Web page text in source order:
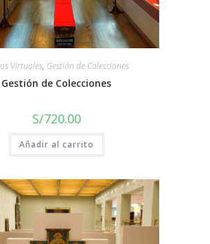
Virtuales, Gestión de Colecciones
Gestión de Colecciones
S/720.00
Añadir al carrito